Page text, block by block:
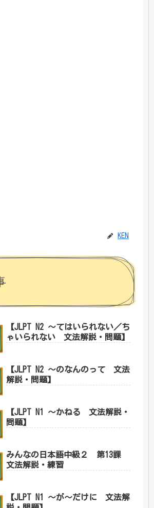
KEN
【JLPT N2 ～てはいられない／ち
ゃいられない 文法解説・問題】
【JLPT N2 ～のなんのって 文法
解説・問題】
【JLPT N1 ～かねる 文法解説・
問題】
みんなの日本語中級２ 第13課
文法解説・練習
【JLPT N1 ～が～だけに 文法解